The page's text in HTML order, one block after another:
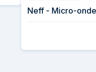
Neff - Micro-